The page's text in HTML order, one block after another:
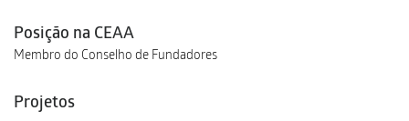
Posição na CEAA
Membro do Conselho de Fundadores
Projetos